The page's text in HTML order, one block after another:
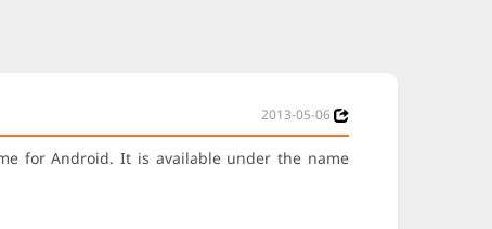
2013-05-06
for Android. It is available under the name